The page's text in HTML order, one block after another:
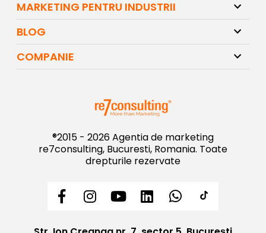
MARKETING PENTRU INDUSTRII
BLOG
COMPANIE
®2015 - 2026 Agentia de marketing
re7consulting, Bucuresti, Romania. Toate
drepturile rezervate